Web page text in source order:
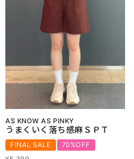
AS KNOW AS PINKY
うまくいく落ち感麻ＳＰＴ
FINAL SALE
70%OFF